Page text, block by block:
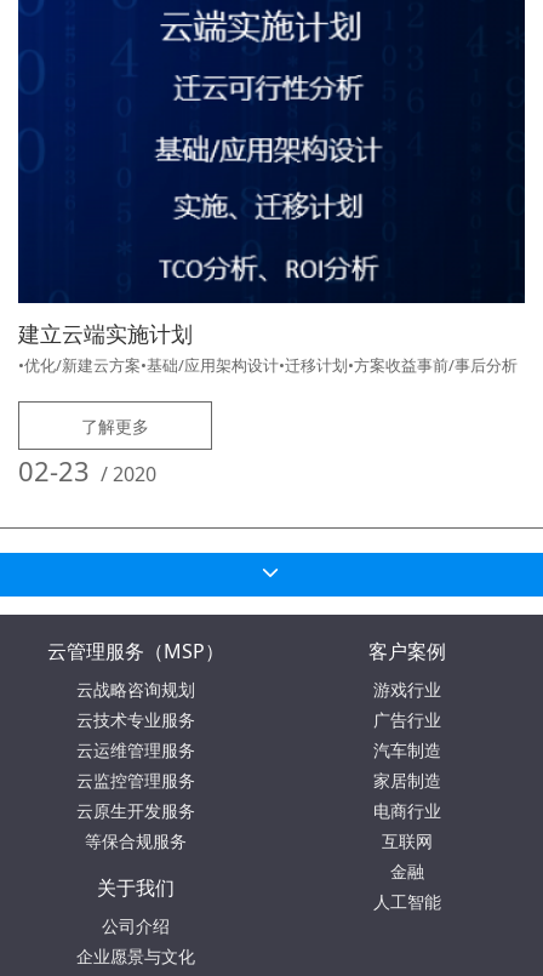
建立云端实施计划
•优化/新建云方案•基础/应用架构设计•迁移计划•方案收益事前/事后分析
了解更多
02-23 /2020
云管理服务（MSP）
云战略咨询规划
云技术专业服务
云运维管理服务
云监控管理服务
云原生开发服务
等保合规服务
客户案例
游戏行业
广告行业
汽车制造
家居制造
电商行业
互联网
金融
人工智能
关于我们
公司介绍
企业愿景与文化